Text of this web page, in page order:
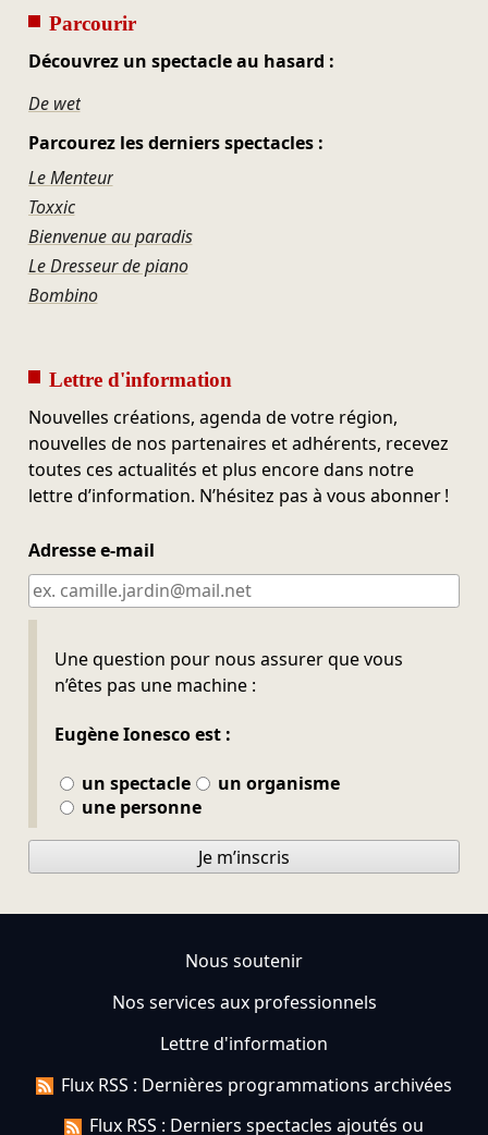
Parcourir
Découvrez un spectacle au hasard :
De wet
Parcourez les derniers spectacles :
Le Menteur
Toxxic
Bienvenue au paradis
Le Dresseur de piano
Bombino
Lettre d'information
Nouvelles créations, agenda de votre région,
nouvelles de nos partenaires et adhérents, recevez
toutes ces actualités et plus encore dans notre
lettre d’information. N’hésitez pas à vous abonner !
Adresse e-mail
Une question pour nous assurer que vous
n’êtes pas une machine :
Eugène Ionesco est :
un spectacle
un organisme
une personne
Ne pas remplir
Je m’inscris
Nous soutenir
Nos services aux professionnels
Lettre d'information
Flux RSS : Dernières programmations archivées
Flux RSS : Derniers spectacles ajoutés ou